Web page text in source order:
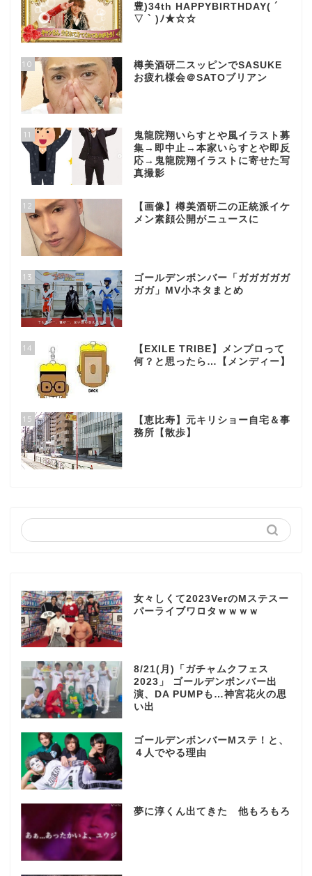
豊)34th HAPPYBIRTHDAY( ´
▽ ` )ﾉ★☆☆
10
樽美酒研二スッピンでSASUKE
お疲れ様会＠SATOブリアン
11
鬼龍院翔いらすとや風イラスト募
集→即中止→本家いらすとや即反
応→鬼龍院翔イラストに寄せた写
真撮影
12
【画像】樽美酒研二の正統派イケ
メン素顔公開がニュースに
13
ゴールデンボンバー「ガガガガガ
ガガ」MV小ネタまとめ
14
【EXILE TRIBE】メンプロって
何？と思ったら…【メンディー】
15
【恵比寿】元キリショー自宅＆事
務所【散歩】
女々しくて2023VerのMステスー
パーライブワロタｗｗｗｗ
8/21(月)「ガチャムクフェス
2023」 ゴールデンボンバー出
演、DA PUMPも…神宮花火の思
い出
ゴールデンボンバーMステ！と、
４人でやる理由
夢に淳くん出てきた 他もろもろ